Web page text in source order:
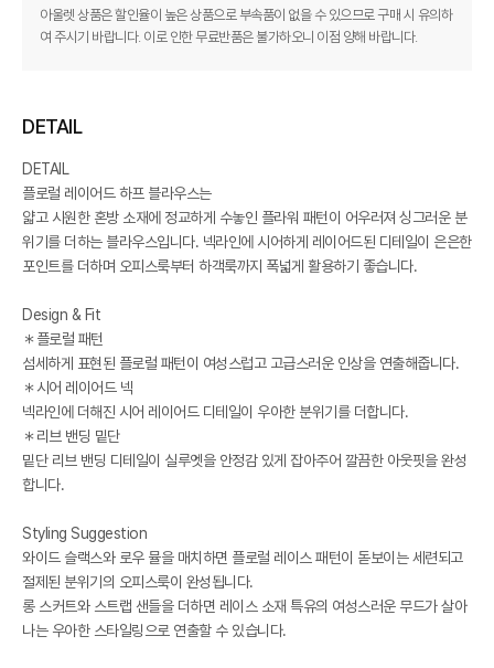
아울렛 상품은 할인율이 높은 상품으로 부속품이 없을 수 있으므로 구매 시 유의하
여 주시기 바랍니다. 이로 인한 무료반품은 불가하오니 이점 양해 바랍니다.
DETAIL
DETAIL
플로럴 레이어드 하프 블라우스는
얇고 시원한 혼방 소재에 정교하게 수놓인 플라워 패턴이 어우러져 싱그러운 분
위기를 더하는 블라우스입니다. 넥라인에 시어하게 레이어드된 디테일이 은은한
포인트를 더하며 오피스룩부터 하객룩까지 폭넓게 활용하기 좋습니다.
Design & Fit
＊플로럴 패턴
섬세하게 표현된 플로럴 패턴이 여성스럽고 고급스러운 인상을 연출해줍니다.
＊시어 레이어드 넥
넥라인에 더해진 시어 레이어드 디테일이 우아한 분위기를 더합니다.
＊리브 밴딩 밑단
밑단 리브 밴딩 디테일이 실루엣을 안정감 있게 잡아주어 깔끔한 아웃핏을 완성
합니다.
Styling Suggestion
와이드 슬랙스와 로우 뮬을 매치하면 플로럴 레이스 패턴이 돋보이는 세련되고
절제된 분위기의 오피스룩이 완성됩니다.
롱 스커트와 스트랩 샌들을 더하면 레이스 소재 특유의 여성스러운 무드가 살아
나는 우아한 스타일링으로 연출할 수 있습니다.